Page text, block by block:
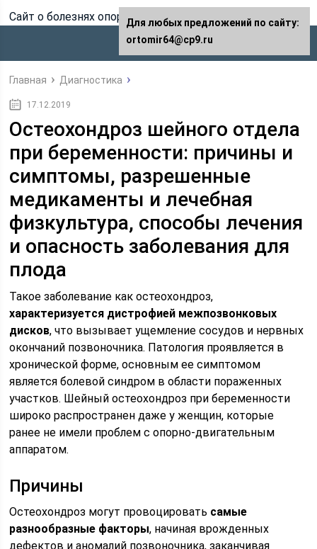
Сайт о болезнях опорно-двигательного аппарата
Главная Диагностика
17.12.2019
Остеохондроз шейного отдела
при беременности: причины и
симптомы, разрешенные
медикаменты и лечебная
физкультура, способы лечения
и опасность заболевания для
плода
Такое заболевание как остеохондроз,
характеризуется дистрофией межпозвонковых
дисков, что вызывает ущемление сосудов и нервных
окончаний позвоночника. Патология проявляется в
хронической форме, основным ее симптомом
является болевой синдром в области пораженных
участков. Шейный остеохондроз при беременности
широко распространен даже у женщин, которые
ранее не имели проблем с опорно-двигательным
аппаратом.
Причины
Остеохондроз могут провоцировать самые
разнообразные факторы, начиная врожденных
дефектов и аномалий позвоночника, заканчивая
Для любых предложений по сайту:
ortomir64@cp9.ru